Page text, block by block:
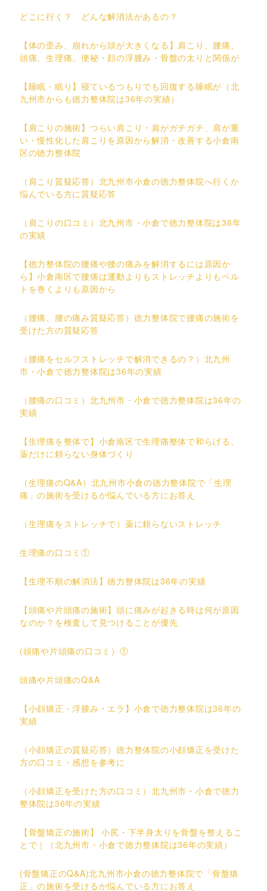
どこに行く？ どんな解消法があるの？
【体の歪み、崩れから頭が大きくなる】肩こり、腰痛、
頭痛、生理痛、便秘・顔の浮腫み・骨盤の太りと関係が
【睡眠・眠り】寝ているつもりでも回復する睡眠が（北
九州市からも徳力整体院は36年の実績）
【肩こりの施術】つらい肩こり・肩がガチガチ、肩が重
い・慢性化した肩こりを原因から解消・改善する小倉南
区の徳力整体院
（肩こり質疑応答）北九州市小倉の徳力整体院へ行くか
悩んでいる方に質疑応答
（肩こりの口コミ）北九州市・小倉で徳力整体院は36年
の実績
【徳力整体院の腰痛や腰の痛みを解消するには原因か
ら】小倉南区で腰痛は運動よりもストレッチよりもベル
トを巻くよりも原因から
（腰痛、腰の痛み質疑応答）徳力整体院で腰痛の施術を
受けた方の質疑応答
（腰痛をセルフストレッチで解消できるの？）北九州
市・小倉で徳力整体院は36年の実績
（腰痛の口コミ）北九州市・小倉で徳力整体院は36年の
実績
【生理痛を整体で】小倉南区で生理痛整体で和らげる、
薬だけに頼らない身体づくり
（生理痛のQ&A）北九州市小倉の徳力整体院で「生理
痛」の施術を受けるか悩んでいる方にお答え
（生理痛をストレッチで）薬に頼らないストレッチ
生理痛の口コミ①
【生理不順の解消法】徳力整体院は36年の実績
【頭痛や片頭痛の施術】頭に痛みが起きる時は何が原因
なのか？を検査して見つけることが優先
(頭痛や片頭痛の口コミ）①
頭痛や片頭痛のQ&A
【小顔矯正・浮腫み・エラ】小倉で徳力整体院は36年の
実績
（小顔矯正の質疑応答）徳力整体院の小顔矯正を受けた
方の口コミ・感想を参考に
（小顔矯正を受けた方の口コミ）北九州市・小倉で徳力
整体院は36年の実績
【骨盤矯正の施術】 小尻・下半身太りを骨盤を整えるこ
とで｜（北九州市・小倉で徳力整体院は36年の実績）
(骨盤矯正のQ&A)北九州市小倉の徳力整体院で「骨盤矯
正」の施術を受けるか悩んでいる方にお答え